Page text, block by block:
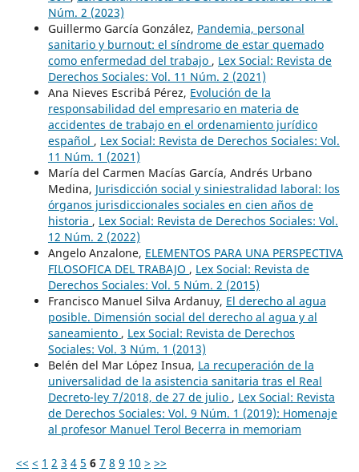
Núm. 2 (2023)
Guillermo García González, Pandemia, personal
sanitario y burnout: el síndrome de estar quemado
como enfermedad del trabajo , Lex Social: Revista de
Derechos Sociales: Vol. 11 Núm. 2 (2021)
Ana Nieves Escribá Pérez, Evolución de la
responsabilidad del empresario en materia de
accidentes de trabajo en el ordenamiento jurídico
español , Lex Social: Revista de Derechos Sociales: Vol.
11 Núm. 1 (2021)
María del Carmen Macías García, Andrés Urbano
Medina, Jurisdicción social y siniestralidad laboral: los
órganos jurisdiccionales sociales en cien años de
historia , Lex Social: Revista de Derechos Sociales: Vol.
12 Núm. 2 (2022)
Angelo Anzalone, ELEMENTOS PARA UNA PERSPECTIVA
FILOSOFICA DEL TRABAJO , Lex Social: Revista de
Derechos Sociales: Vol. 5 Núm. 2 (2015)
Francisco Manuel Silva Ardanuy, El derecho al agua
posible. Dimensión social del derecho al agua y al
saneamiento , Lex Social: Revista de Derechos
Sociales: Vol. 3 Núm. 1 (2013)
Belén del Mar López Insua, La recuperación de la
universalidad de la asistencia sanitaria tras el Real
Decreto-ley 7/2018, de 27 de julio , Lex Social: Revista
de Derechos Sociales: Vol. 9 Núm. 1 (2019): Homenaje
al profesor Manuel Terol Becerra in memoriam
<< < 1 2 3 4 5 6 7 8 9 10 > >>